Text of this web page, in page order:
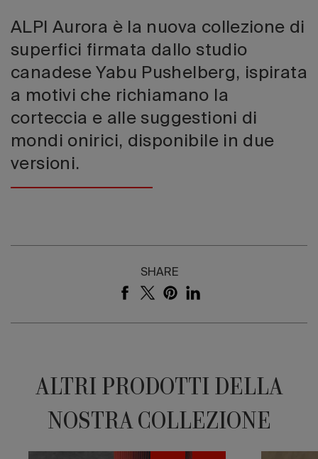
ALPI Aurora è la nuova collezione di
superfici firmata dallo studio
canadese Yabu Pushelberg, ispirata
a motivi che richiamano la
corteccia e alle suggestioni di
mondi onirici, disponibile in due
versioni.
SHARE
ALTRI PRODOTTI DELLA
NOSTRA COLLEZIONE